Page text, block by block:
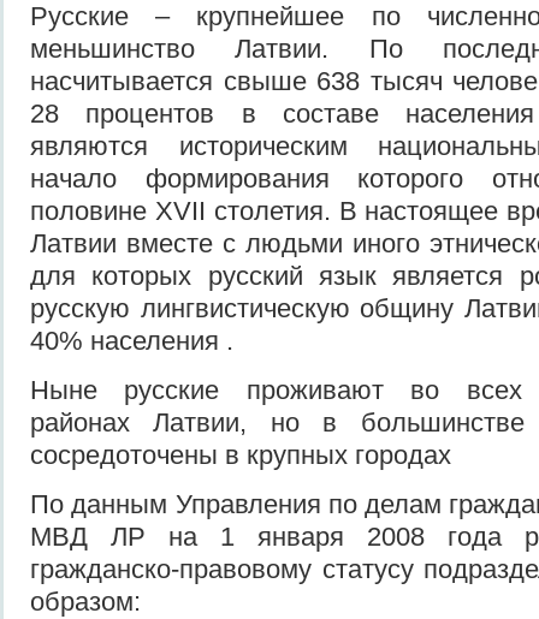
Русские – крупнейшее по
меньшинство Латвии. По
насчитывается свыше 638 тысяч
28 процентов в составе
являются историческим
начало формирования которого
половине XVII столетия. В настоящее
Латвии вместе с людьми иного
для которых русский язык является
русскую лингвистическую общину
40% населения .
Ныне русские проживают во всех
районах Латвии, но в
сосредоточены в крупных городах
По данным Управления по делам
МВД ЛР на 1 января 2008 года
гражданско-правовому статусу
образом: